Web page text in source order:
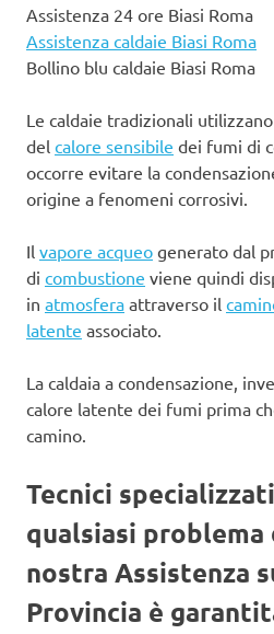
Assistenza 24 ore Biasi Roma
Assistenza caldaie Biasi Roma
Bollino blu caldaie Biasi Roma
Le caldaie tradizionali
del calore sensibile dei fumi di
occorre evitare la
origine a fenomeni corrosivi.
Il vapore acqueo generato dal
di combustione viene quindi
in atmosfera attraverso il
latente associato.
La caldaia a condensazione,
calore latente dei fumi prima
camino.
Tecnici
qualsiasi problema
nostra Assistenza
Provincia è